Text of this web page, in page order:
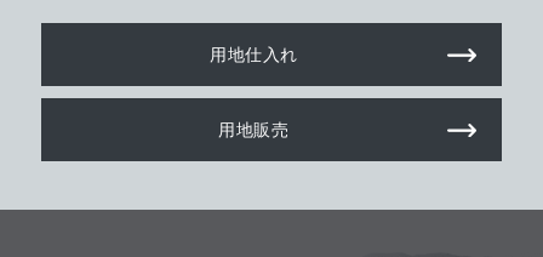
用地仕入れ
用地販売